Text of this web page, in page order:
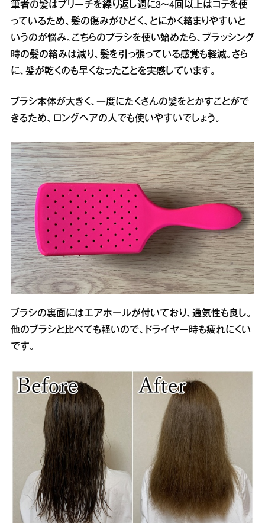
筆者の髪はブリーチを繰り返し週に3～4回以上はコテを使
っているため、髪の傷みがひどく、とにかく絡まりやすいと
いうのが悩み。こちらのブラシを使い始めたら、ブラッシング
時の髪の絡みは減り、髪を引っ張っている感覚も軽減。さら
に、髪が乾くのも早くなったことを実感しています。
ブラシ本体が大きく、一度にたくさんの髪をとかすことがで
きるため、ロングヘアの人でも使いやすいでしょう。
ブラシの裏面にはエアホールが付いており、通気性も良し。
他のブラシと比べても軽いので、ドライヤー時も疲れにくい
です。